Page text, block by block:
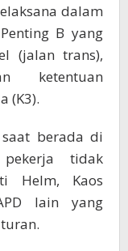
dalam
B yang
(jalan trans),
ketentuan
(K3).
berada di
tidak
Helm, Kaos
lain yang